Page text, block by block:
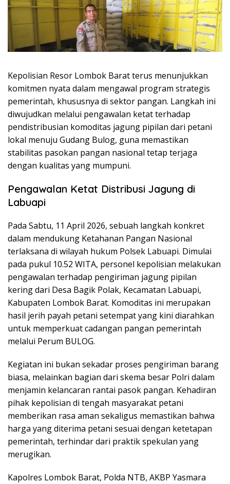
Kepolisian Resor Lombok Barat terus menunjukkan
komitmen nyata dalam mengawal program strategis
pemerintah, khususnya di sektor pangan. Langkah ini
diwujudkan melalui pengawalan ketat terhadap
pendistribusian komoditas jagung pipilan dari petani
lokal menuju Gudang Bulog, guna memastikan
stabilitas pasokan pangan nasional tetap terjaga
dengan kualitas yang mumpuni.
Pengawalan Ketat Distribusi Jagung di
Labuapi
Pada Sabtu, 11 April 2026, sebuah langkah konkret
dalam mendukung Ketahanan Pangan Nasional
terlaksana di wilayah hukum Polsek Labuapi. Dimulai
pada pukul 10.52 WITA, personel kepolisian melakukan
pengawalan terhadap pengiriman jagung pipilan
kering dari Desa Bagik Polak, Kecamatan Labuapi,
Kabupaten Lombok Barat. Komoditas ini merupakan
hasil jerih payah petani setempat yang kini diarahkan
untuk memperkuat cadangan pangan pemerintah
melalui Perum BULOG.
Kegiatan ini bukan sekadar proses pengiriman barang
biasa, melainkan bagian dari skema besar Polri dalam
menjamin kelancaran rantai pasok pangan. Kehadiran
pihak kepolisian di tengah masyarakat petani
memberikan rasa aman sekaligus memastikan bahwa
harga yang diterima petani sesuai dengan ketetapan
pemerintah, terhindar dari praktik spekulan yang
merugikan.
Kapolres Lombok Barat, Polda NTB, AKBP Yasmara